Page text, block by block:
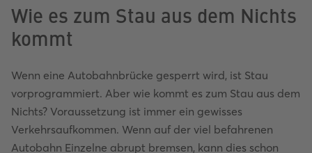
Wie es zum Stau aus dem Nichts
kommt
Wenn eine Autobahnbrücke gesperrt wird, ist Stau
vorprogrammiert. Aber wie kommt es zum Stau aus dem
Nichts? Voraussetzung ist immer ein gewisses
Verkehrsaufkommen. Wenn auf der viel befahrenen
Autobahn Einzelne abrupt bremsen, kann dies schon